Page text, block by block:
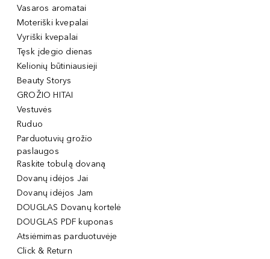
Vasaros aromatai
Moteriški kvepalai
Vyriški kvepalai
Tęsk įdegio dienas
Kelionių būtiniausieji
Beauty Storys
GROŽIO HITAI
Vestuvės
Ruduo
Parduotuvių grožio
paslaugos
Raskite tobulą dovaną
Dovanų idėjos Jai
Dovanų idėjos Jam
DOUGLAS Dovanų kortelė
DOUGLAS PDF kuponas
Atsiėmimas parduotuvėje
Click & Return